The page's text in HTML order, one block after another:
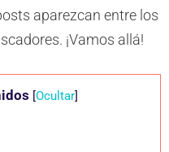
aparezcan entre los
¡Vamos allá!
[Ocultar]